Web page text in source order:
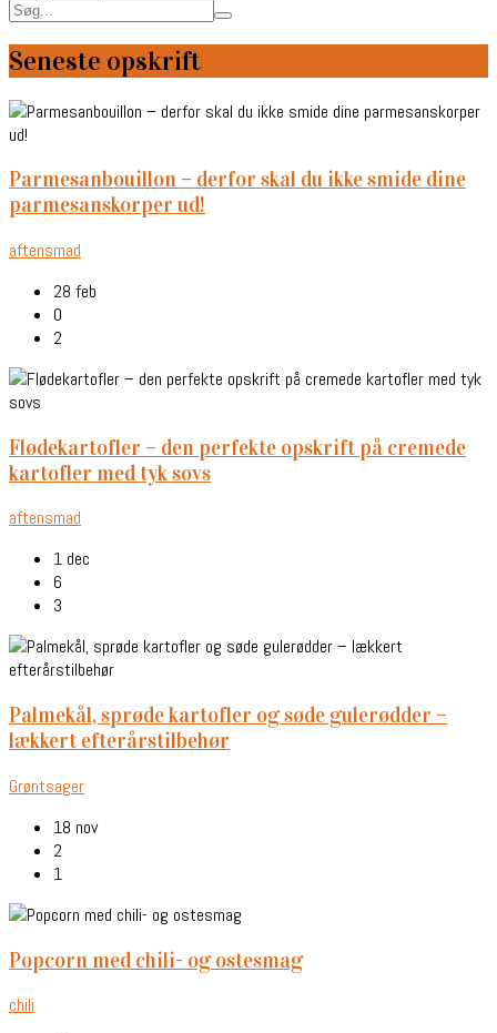
Seneste opskrift
parmesanbouillon – derfor skal du ikke smide dine
parmesanskorper ud!
aftensmad
28 feb
0
2
flødekartofler – den perfekte opskrift på cremede
kartofler med tyk sovs
aftensmad
1 dec
6
3
palmekål, sprøde kartofler og søde gulerødder –
lækkert efterårstilbehør
Grøntsager
18 nov
2
1
popcorn med chili- og ostesmag
chili